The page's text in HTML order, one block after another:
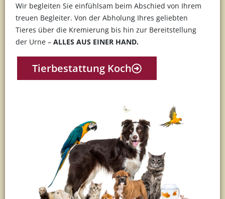
Wir begleiten Sie einfühlsam beim Abschied von Ihrem
treuen Begleiter. Von der Abholung Ihres geliebten
Tieres über die Kremierung bis hin zur Bereitstellung
der Urne –ALLES AUS EINER HAND.
Tierbestattung Koch